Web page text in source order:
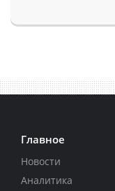
Главное
Новости
Аналитика